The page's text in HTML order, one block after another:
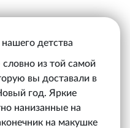
детства
из той самой
вы доставали в
год. Яркие
нанизанные на
на макушке